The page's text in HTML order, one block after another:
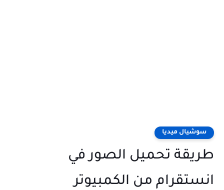
سوشيال ميديا
طريقة تحميل الصور في
انستقرام من الكمبيوتر